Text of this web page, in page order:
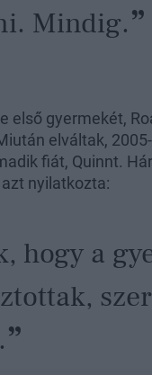
Mindig.
első gyermekét,
elváltak,
fiát, Quinnt.
nyilatkozta:
hogy a